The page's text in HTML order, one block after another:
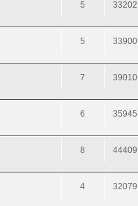
5 33202
5 33900
7 39010
6 35945
8 44409
4 32079